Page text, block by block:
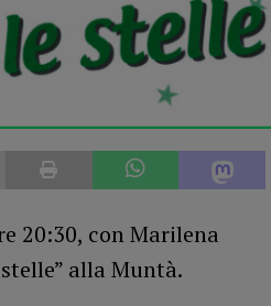
20:30, con Marilena
alla Muntà.